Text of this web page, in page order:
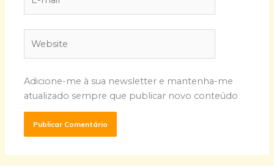
mail*
Adicione-me à sua newsletter e mantenha-me
atualizado sempre que publicar novo conteúdo